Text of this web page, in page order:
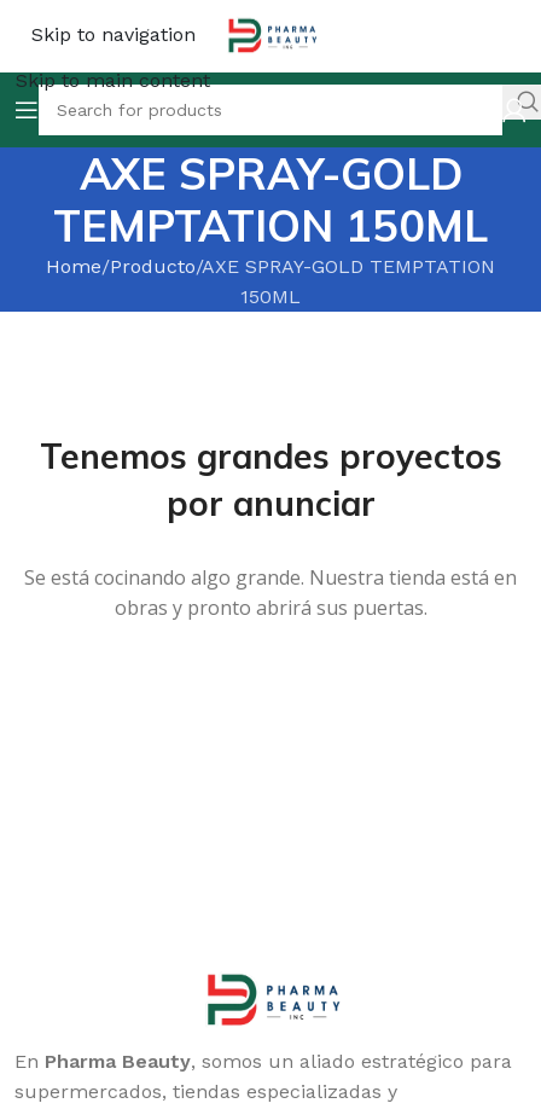
Skip to navigation
Skip to main content
AXE SPRAY-GOLD
TEMPTATION 150ML
Home Producto AXE SPRAY-GOLD TEMPTATION
150ML
Tenemos grandes proyectos
por anunciar
Se está cocinando algo grande. Nuestra tienda está en
obras y pronto abrirá sus puertas.
En Pharma Beauty, somos un aliado estratégico para
supermercados, tiendas especializadas y